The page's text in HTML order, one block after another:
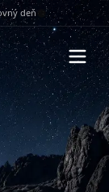
deň